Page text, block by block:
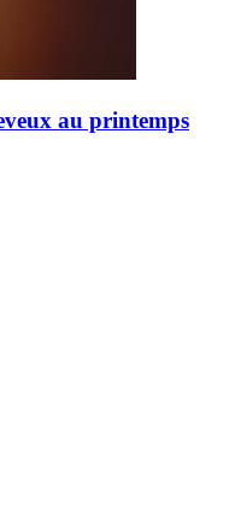
au printemps